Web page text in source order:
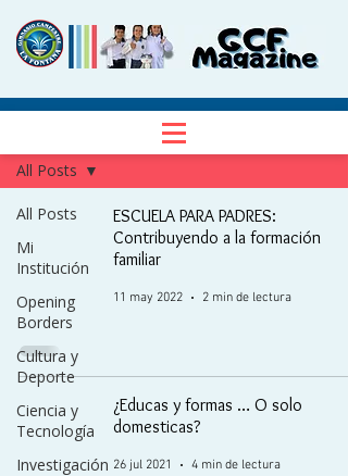
All Posts
Mi
Institución
Opening
Borders
Cultura y
Deporte
Ciencia y
Tecnología
Investigación
All Posts
ESCUELA PARA PADRES:
Contribuyendo a la formación
familiar
11 may 2022 2 min de lectura
¿Educas y formas … O solo
domesticas?
26 jul 2021 4 min de lectura